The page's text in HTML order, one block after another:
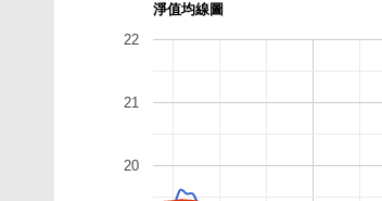
淨值均線圖
20
21
22